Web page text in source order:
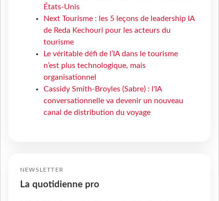
États-Unis
Next Tourisme : les 5 leçons de leadership IA
de Reda Kechouri pour les acteurs du
tourisme
Le véritable défi de l’IA dans le tourisme
n’est plus technologique, mais
organisationnel
Cassidy Smith-Broyles (Sabre) : l'IA
conversationnelle va devenir un nouveau
canal de distribution du voyage
NEWSLETTER
La quotidienne pro